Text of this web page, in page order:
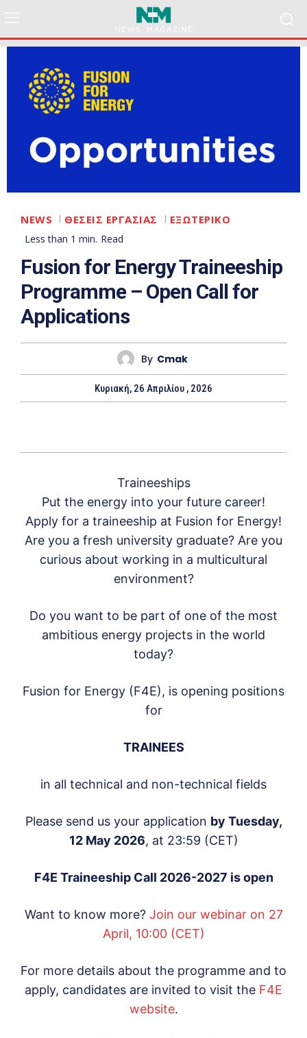
NEWS ΘΕΣΕΙΣ ΕΡΓΑΣΙΑΣ ΕΞΩΤΕΡΙΚΟ
Less than 1 min. Read
Fusion for Energy Traineeship
Programme – Open Call for
Applications
By Cmak
Κυριακή, 26 Απριλίου , 2026
Traineeships
Put the energy into your future career!
Apply for a traineeship at Fusion for Energy!
Are you a fresh university graduate? Are you
curious about working in a multicultural
environment?
Do you want to be part of one of the most
ambitious energy projects in the world
today?
Fusion for Energy (F4E), is opening positions
for
TRAINEES
in all technical and non-technical fields
Please send us your application by Tuesday,
12 May 2026, at 23:59 (CET)
F4E Traineeship Call 2026-2027 is open
Want to know more? Join our webinar on 27
April, 10:00 (CET)
For more details about the programme and to
apply, candidates are invited to visit the F4E
website.